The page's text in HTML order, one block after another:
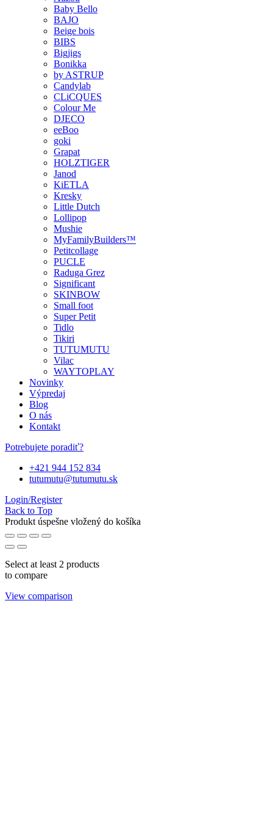
Baby Bello
BAJO
Beige bois
BIBS
Bigjigs
Bonikka
by ASTRUP
Candylab
CLiCQUES
Colour Me
DJECO
eeBoo
goki
Grapat
HOLZTIGER
Janod
KiETLA
Kresky
Little Dutch
Lollipop
Mushie
MyFamilyBuilders™
Petitcollage
PUCLE
Raduga Grez
Significant
SKINBOW
Small foot
Super Petit
Tidlo
Tikiri
TUTUMUTU
Vilac
WAYTOPLAY
Novinky
Výpredaj
Blog
O nás
Kontakt
Potrebujete poradiť?
+421 944 152 834
tutumutu@tutumutu.sk
Login/Register
Back to Top
Produkt úspešne vložený do košíka
Select at least 2 products
to compare
View comparison